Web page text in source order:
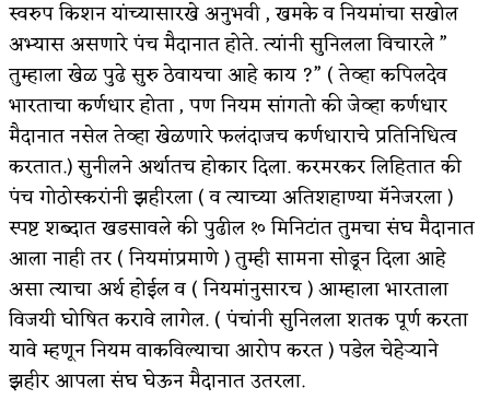
स्वरुप किशन यांच्यासारखे अनुभवी , खमके व नियमांचा सखोल
अभ्यास असणारे पंच मैदानात होते. त्यांनी सुनिलला विचारले ”
तुम्हाला खेळ पुढे सुरु ठेवायचा आहे काय ?” ( तेव्हा कपिलदेव
भारताचा कर्णधार होता , पण नियम सांगतो की जेव्हा कर्णधार
मैदानात नसेल तेव्हा खेळणारे फलंदाजच कर्णधाराचे प्रतिनिधित्व
करतात.) सुनीलने अर्थातच होकार दिला. करमरकर लिहितात की
पंच गोठोस्करांनी झहीरला ( व त्याच्या अतिशहाण्या मॅनेजरला )
स्पष्ट शब्दात खडसावले की पुढील १० मिनिटांत तुमचा संघ मैदानात
आला नाही तर ( नियमांप्रमाणे ) तुम्ही सामना सोडून दिला आहे
असा त्याचा अर्थ होईल व ( नियमांनुसारच ) आम्हाला भारताला
विजयी घोषित करावे लागेल. ( पंचांनी सुनिलला शतक पूर्ण करता
यावे म्हणून नियम वाकविल्याचा आरोप करत ) पडेल चेहेऱ्याने
झहीर आपला संघ घेऊन मैदानात उतरला.